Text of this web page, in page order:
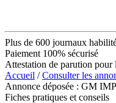
Plus de 600 journaux
Paiement 100% sécurisé
Attestation de parution
Accueil /Consulter les
Annonce déposée : GM
Fiches pratiques et conseils